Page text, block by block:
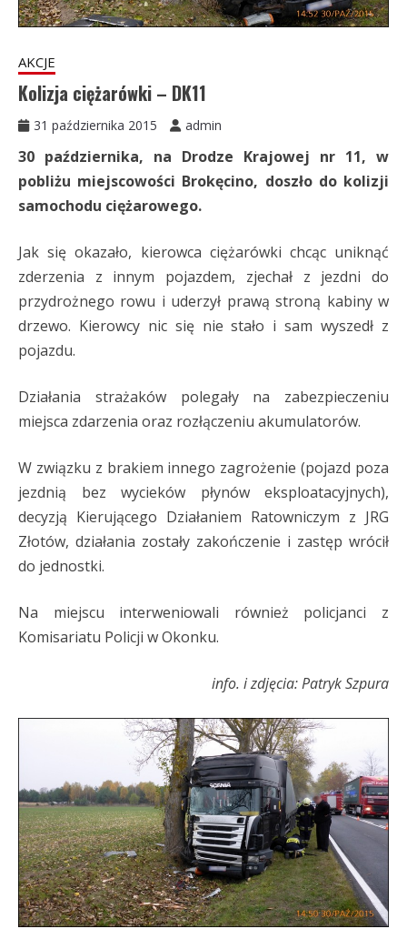
AKCJE
Kolizja ciężarówki – DK11
31 października 2015 admin
30 października, na Drodze Krajowej nr 11, w
pobliżu miejscowości Brokęcino, doszło do kolizji
samochodu ciężarowego.
Jak się okazało, kierowca ciężarówki chcąc uniknąć
zderzenia z innym pojazdem, zjechał z jezdni do
przydrożnego rowu i uderzył prawą stroną kabiny w
drzewo. Kierowcy nic się nie stało i sam wyszedł z
pojazdu.
Działania strażaków polegały na zabezpieczeniu
miejsca zdarzenia oraz rozłączeniu akumulatorów.
W związku z brakiem innego zagrożenie (pojazd poza
jezdnią bez wycieków płynów eksploatacyjnych),
decyzją Kierującego Działaniem Ratowniczym z JRG
Złotów, działania zostały zakończenie i zastęp wrócił
do jednostki.
Na miejscu interweniowali również policjanci z
Komisariatu Policji w Okonku.
info. i zdjęcia: Patryk Szpura